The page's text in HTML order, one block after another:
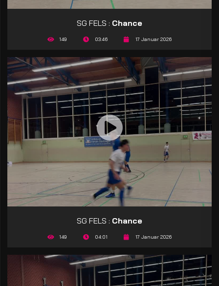
SG FELS : Chance
149 03:46 17 Januar 2026
SG FELS : Chance
149 04:01 17 Januar 2026